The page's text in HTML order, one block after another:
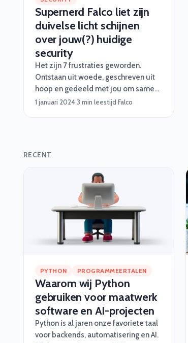
Supernerd Falco liet zijn
duivelse licht schijnen
over jouw(?) huidige
security
Het zijn 7 frustraties geworden.
Ontstaan uit woede, geschreven uit
hoop en gedeeld met jou om samen
wat te doen tegen alles en iedereen
1 januari 2024·3 min leestijd·Falco
RECENT
PYTHON PROGRAMMEERTALEN
Waarom wij Python
gebruiken voor maatwerk
software en AI-projecten
Python is al jaren onze favoriete taal
voor backends, automatisering en AI.